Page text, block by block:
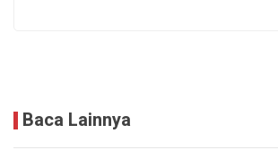
Baca Lainnya